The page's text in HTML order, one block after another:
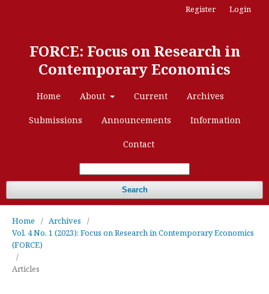
FORCE: Focus on Research in
Contemporary Economics
Home About Current Archives
Submissions Announcements Information
Contact
Search
Register Login
Home / Archives
/
Vol. 4 No. 1 (2023): Focus on Research in Contemporary Economics
(FORCE)
/
Articles